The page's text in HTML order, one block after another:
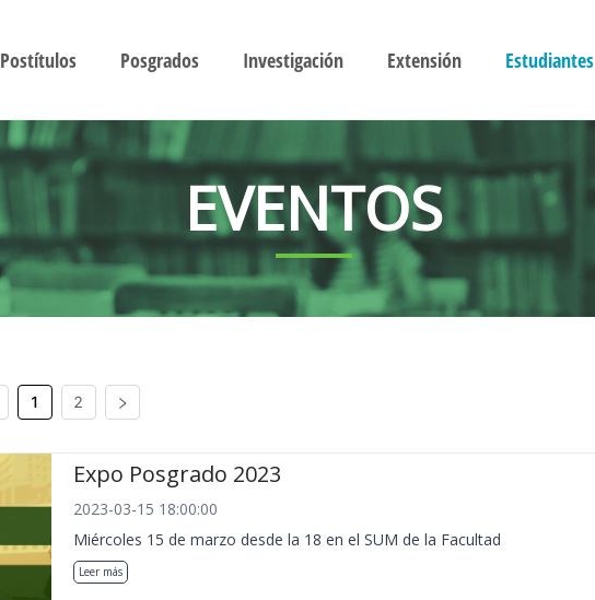
Postítulos Posgrados Investigación Extensión Estudiantes
EVENTOS
1 2
Expo Posgrado 2023
2023-03-15 18:00:00
Miércoles 15 de marzo desde la 18 en el SUM de la Facultad
Leer más